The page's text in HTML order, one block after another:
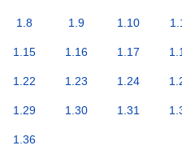
1.8 1.9 1.10
1.15 1.16 1.17
1.22 1.23 1.24
1.29 1.30 1.31
1.36